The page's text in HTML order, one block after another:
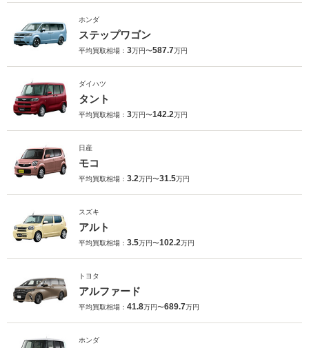
ホンダ
ステップワゴン
平均買取相場： 3万円〜587.7万円
ダイハツ
タント
平均買取相場： 3万円〜142.2万円
日産
モコ
平均買取相場： 3.2万円〜31.5万円
スズキ
アルト
平均買取相場： 3.5万円〜102.2万円
トヨタ
アルファード
平均買取相場： 41.8万円〜689.7万円
ホンダ